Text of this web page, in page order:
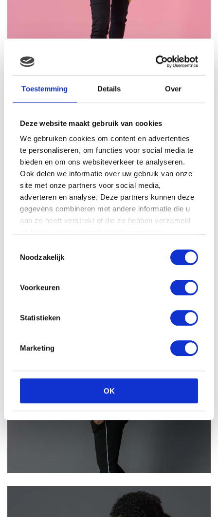
Toestemming Details Over
Deze website maakt gebruik van cookies
We gebruiken cookies om content en advertenties
te personaliseren, om functies voor social media te
bieden en om ons websiteverkeer te analyseren.
Ook delen we informatie over uw gebruik van onze
site met onze partners voor social media,
adverteren en analyse. Deze partners kunnen deze
gegevens combineren met andere informatie die u
aan ze heeft verstrekt of die ze hebben verzameld
Noodzakelijk
Voorkeuren
Statistieken
Marketing
OK